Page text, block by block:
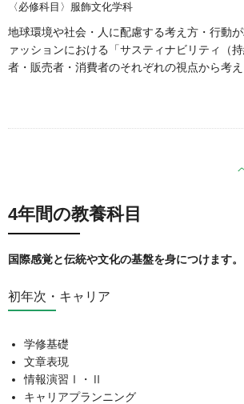
〈必修科目〉服飾文化学科
地球環境や社会・人に配慮する考え方・行動
ァッションにおける「サスティナビリティ（
者・販売者・消費者のそれぞれの視点から考え
4年間の教養科目
国際感覚と伝統や文化の基盤を身につけます。
初年次・キャリア
学修基礎
文章表現
情報演習Ⅰ・Ⅱ
キャリアプランニング